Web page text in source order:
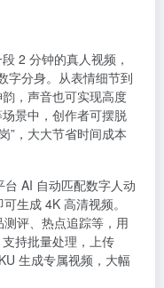
2 分钟的真人视频，
字分身。从表情细节到
，声音也可实现高度
景中，创作者可摆脱
”，大大节省时间成本
台 AI 自动匹配数字人动
生成 4K 高清视频。
评、热点追踪等，用
持批量处理，上传
生成专属视频，大幅